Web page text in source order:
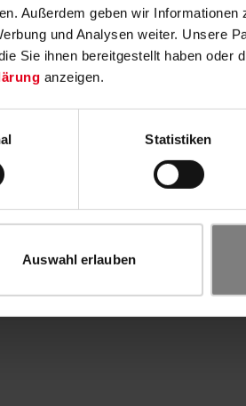
Außerdem geben wir Informationen
und Analysen weiter. Unsere
Sie ihnen bereitgestellt haben oder
anzeigen.
Statistiken
Auswahl erlauben